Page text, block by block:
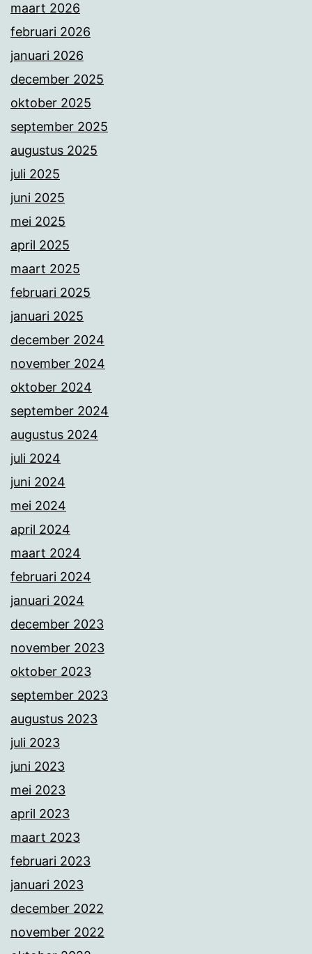
maart 2026
februari 2026
januari 2026
december 2025
oktober 2025
september 2025
augustus 2025
juli 2025
juni 2025
mei 2025
april 2025
maart 2025
februari 2025
januari 2025
december 2024
november 2024
oktober 2024
september 2024
augustus 2024
juli 2024
juni 2024
mei 2024
april 2024
maart 2024
februari 2024
januari 2024
december 2023
november 2023
oktober 2023
september 2023
augustus 2023
juli 2023
juni 2023
mei 2023
april 2023
maart 2023
februari 2023
januari 2023
december 2022
november 2022